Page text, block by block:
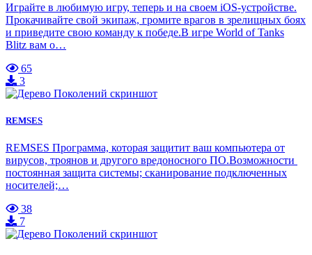
Играйте в любимую игру, теперь и на своем iOS-устройстве.
Прокачивайте свой экипаж, громите врагов в зрелищных боях
и приведите свою команду к победе.В игре World of Tanks
Blitz вам о…
65
3
REMSES
REMSES Программа, которая защитит ваш компьютера от
вирусов, троянов и другого вредоносного ПО.Возможности
постоянная защита системы; сканирование подключенных
носителей;…
38
7